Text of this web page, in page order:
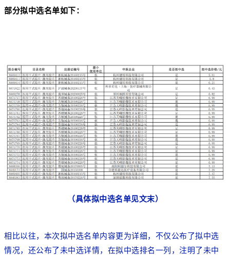
部分拟中选名单如下：
（具体拟中选名单见文末）
相比以往，本次拟中选名单内容更为详细，不仅公布了拟中选
情况，还公布了未中选详情，在拟中选排名一列，注明了未中